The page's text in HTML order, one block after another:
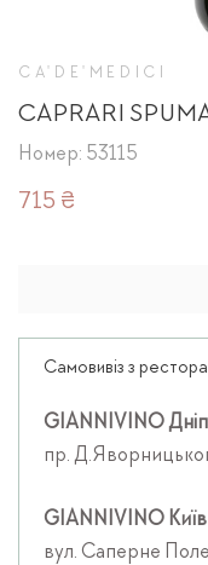
CA'DE'MEDICI
CAPRARI
Номер: 53115
715 ₴
Самовивіз з
GIANNIVINO
пр.
GIANNIVINO Київ
вул. Саперне